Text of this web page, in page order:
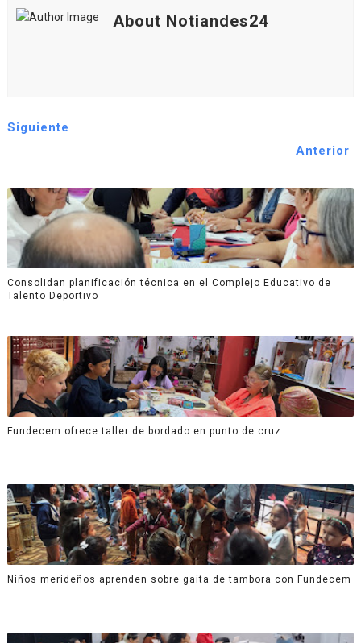
About Notiandes24
Siguiente
Anterior
Consolidan planificación técnica en el Complejo Educativo de
Talento Deportivo
Fundecem ofrece taller de bordado en punto de cruz
Niños merideños aprenden sobre gaita de tambora con Fundecem